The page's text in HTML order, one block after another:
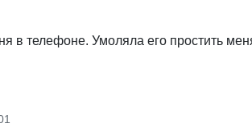
телефоне. Умоляла его простить